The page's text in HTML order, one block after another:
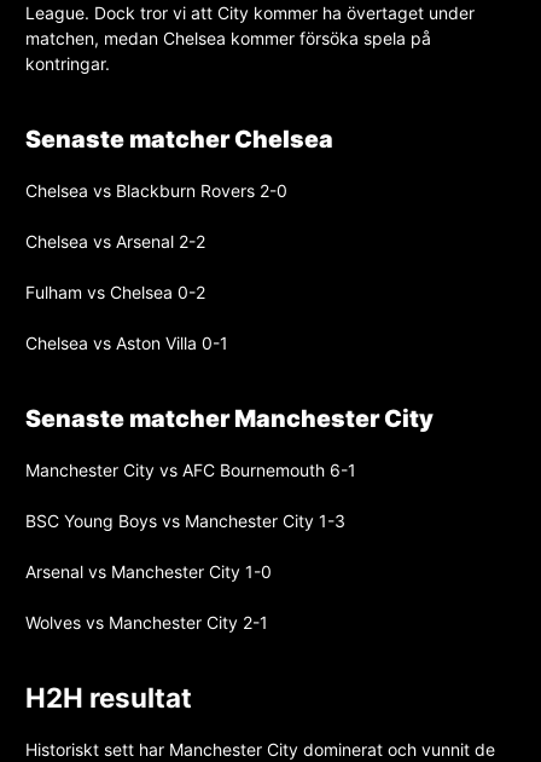
League. Dock tror vi att City kommer ha övertaget under
matchen, medan Chelsea kommer försöka spela på
kontringar.
Senaste matcher Chelsea
Chelsea vs Blackburn Rovers 2-0
Chelsea vs Arsenal 2-2
Fulham vs Chelsea 0-2
Chelsea vs Aston Villa 0-1
Senaste matcher Manchester City
Manchester City vs AFC Bournemouth 6-1
BSC Young Boys vs Manchester City 1-3
Arsenal vs Manchester City 1-0
Wolves vs Manchester City 2-1
H2H resultat
Historiskt sett har Manchester City dominerat och vunnit de